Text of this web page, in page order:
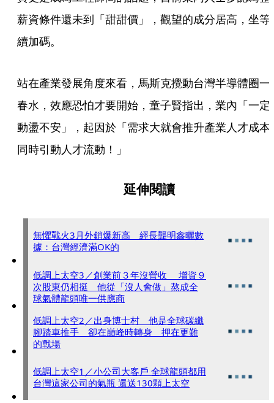
薪資條件還未到「甜甜價」，觀望的成分居高，坐等
續加碼。
站在產業發展角度來看，馬斯克攪動台灣半導體圈一
春水，效應恐怕才要開始，童子賢指出，業內「一定
動盪不安」，起因於「需求大就會推升產業人才成本
同時引動人才流動！」
延伸閱讀
無懼戰火3月外銷爆新高 經長龔明鑫曬數
據：台灣經濟滿OK的
低調上太空3／創業前３年沒營收 增資９
次股東仍相挺 他從「沒人會做」熬成全
球氣體龍頭唯一供應商
低調上太空2／出身博士村 他是全球碳纖
腳踏車推手 卻在巔峰時轉身 押在更難
的戰場
低調上太空1／小公司大客戶 全球龍頭都用
台灣這家公司的氣瓶 還送130顆上太空